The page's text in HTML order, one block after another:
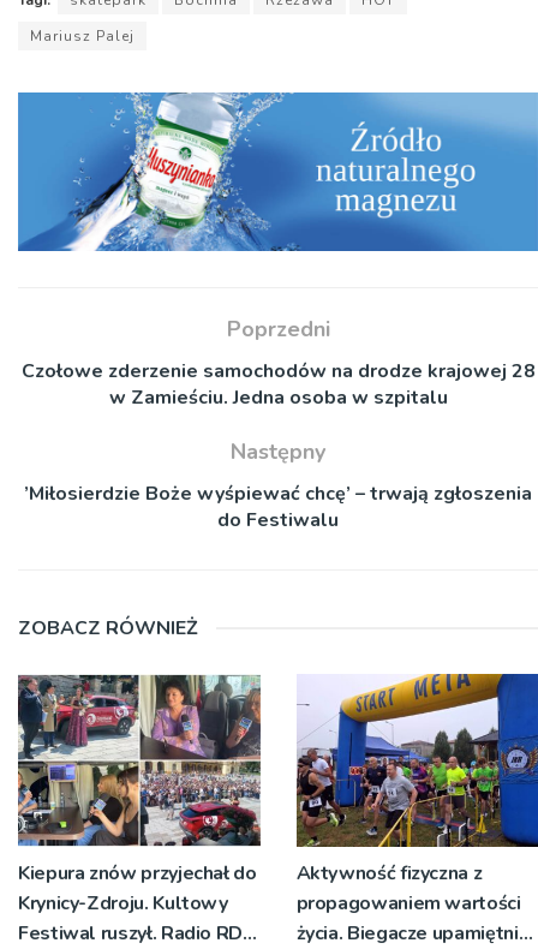
Mariusz Palej
Poprzedni
Czołowe zderzenie samochodów na drodze krajowej 28
w Zamieściu. Jedna osoba w szpitalu
Następny
’Miłosierdzie Boże wyśpiewać chcę’ – trwają zgłoszenia
do Festiwalu
ZOBACZ RÓWNIEŻ
Kiepura znów przyjechał do
Krynicy-Zdroju. Kultowy
Festiwal ruszył. Radio RDN
Aktywność fizyczna z
propagowaniem wartości
życia. Biegacze upamiętnili